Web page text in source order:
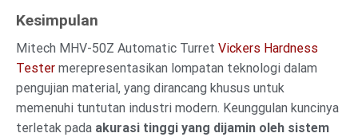
Kesimpulan
Mitech MHV-50Z Automatic Turret Vickers Hardness
Tester merepresentasikan lompatan teknologi dalam
pengujian material, yang dirancang khusus untuk
memenuhi tuntutan industri modern. Keunggulan kuncinya
terletak pada akurasi tinggi yang dijamin oleh sistem